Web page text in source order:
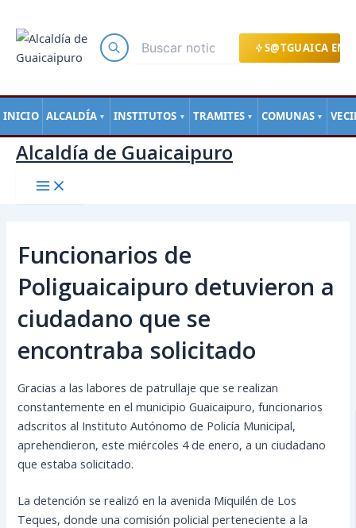
S@TGUAICA EN
INICIO ALCALDÍA ▼ INSTITUTOS ▼ TRAMITES ▼ COMUNAS ▼
contenido
Alcaldía de Guaicaipuro
Funcionarios de
Poliguaicaipuro detuvieron a
ciudadano que se
encontraba solicitado
Gracias a las labores de patrullaje que se realizan
constantemente en el municipio Guaicaipuro, funcionarios
adscritos al Instituto Autónomo de Policía Municipal,
aprehendieron, este miércoles 4 de enero, a un ciudadano
que estaba solicitado.
La detención se realizó en la avenida Miquilén de Los
Teques, donde una comisión policial perteneciente a la
de
entradas